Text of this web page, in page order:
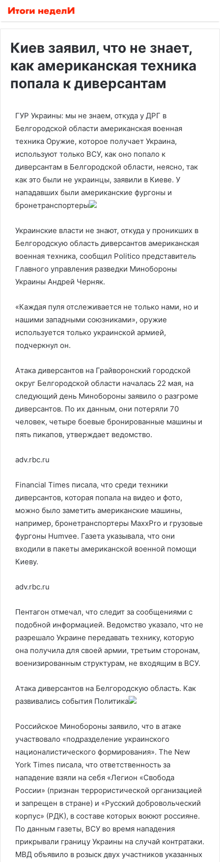
Киев заявил, что не знает,
как американская техника
попала к диверсантам
ГУР Украины: мы не знаем, откуда у ДРГ в
Белгородской области американская военная
техника Оружие, которое получает Украина,
используют только ВСУ, как оно попало к
диверсантам в Белгородской области, неясно, так
как это были не украинцы, заявили в Киеве. У
нападавших были американские фургоны и
бронетранспортеры
Украинские власти не знают, откуда у проникших в
Белгородскую область диверсантов американская
военная техника, сообщил Politico представитель
Главного управления разведки Минобороны
Украины Андрей Черняк.
«Каждая пуля отслеживается не только нами, но и
нашими западными союзниками», оружие
используется только украинской армией,
подчеркнул он.
Атака диверсантов на Грайворонский городской
округ Белгородской области началась 22 мая, на
следующий день Минобороны заявило о разгроме
диверсантов. По их данным, они потеряли 70
человек, четыре боевые бронированные машины и
пять пикапов, утверждает ведомство.
adv.rbc.ru
Financial Times писала, что среди техники
диверсантов, которая попала на видео и фото,
можно было заметить американские машины,
например, бронетранспортеры MaxxPro и грузовые
фургоны Humvee. Газета указывала, что они
входили в пакеты американской военной помощи
Киеву.
adv.rbc.ru
Пентагон отмечал, что следит за сообщениями с
подобной информацией. Ведомство указало, что не
разрешало Украине передавать технику, которую
она получила для своей армии, третьим сторонам,
военизированным структурам, не входящим в ВСУ.
Атака диверсантов на Белгородскую область. Как
развивались события Политика
Российское Минобороны заявило, что в атаке
участвовало «подразделение украинского
националистического формирования». The New
York Times писала, что ответственность за
нападение взяли на себя «Легион «Свобода
России» (признан террористической организацией
и запрещен в стране) и «Русский добровольческий
корпус» (РДК), в составе которых воюют россияне.
По данным газеты, ВСУ во время нападения
прикрывали границу Украины на случай контратаки.
МВД объявило в розыск двух участников указанных